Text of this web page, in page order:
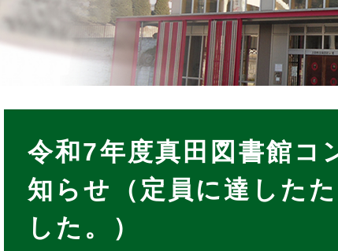
令和7年度真田図書館コ
知らせ（定員に達した
した。）